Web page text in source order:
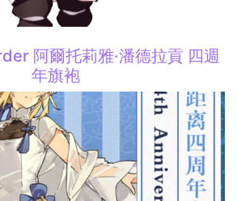
阿爾托莉雅·潘德拉貢 四週
年旗袍